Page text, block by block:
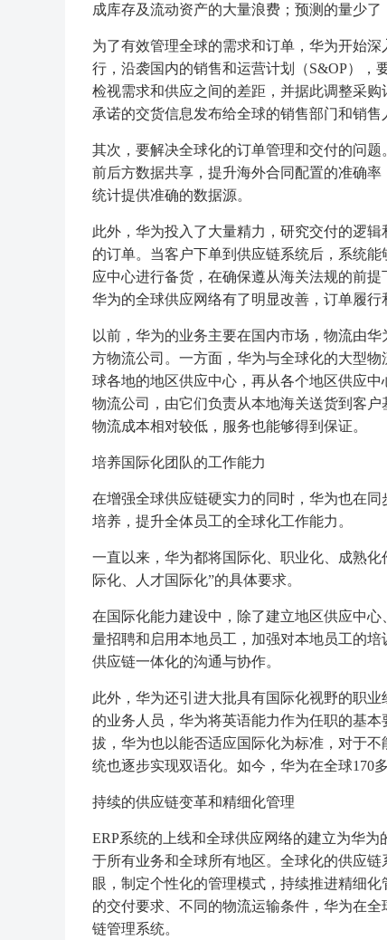
成库存及流动资产的大量浪费；预测的量少了
为了有效管理全球的需求和订单，华为开始
行，沿袭国内的销售和运营计划（S&OP），
检视需求和供应之间的差距，并据此调整采
承诺的交货信息发布给全球的销售部门和销售
其次，要解决全球化的订单管理和交付的问
前后方数据共享，提升海外合同配置的准确
统计提供准确的数据源。
此外，华为投入了大量精力，研究交付的逻
的订单。当客户下单到供应链系统后，系统
应中心进行备货，在确保遵从海关法规的前
华为的全球供应网络有了明显改善，订单履
以前，华为的业务主要在国内市场，物流由
方物流公司。一方面，华为与全球化的大型
球各地的地区供应中心，再从各个地区供应
物流公司，由它们负责从本地海关送货到客
物流成本相对较低，服务也能够得到保证。
培养国际化团队的工作能力
在增强全球供应链硬实力的同时，华为也在
培养，提升全体员工的全球化工作能力。
一直以来，华为都将国际化、职业化、成熟
际化、人才国际化”的具体要求。
在国际化能力建设中，除了建立地区供应中
量招聘和启用本地员工，加强对本地员工的
供应链一体化的沟通与协作。
此外，华为还引进大批具有国际化视野的职
的业务人员，华为将英语能力作为任职的基
拔，华为也以能否适应国际化为标准，对于
统也逐步实现双语化。如今，华为在全球170
持续的供应链变革和精细化管理
ERP系统的上线和全球供应网络的建立为华
于所有业务和全球所有地区。全球化的供应
眼，制定个性化的管理模式，持续推进精细
的交付要求、不同的物流运输条件，华为在
链管理系统。